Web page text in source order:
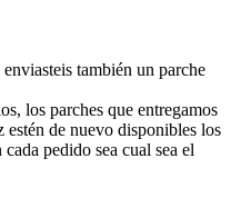
también un parche
los parches que entregamos
estén de nuevo disponibles los
pedido sea cual sea el